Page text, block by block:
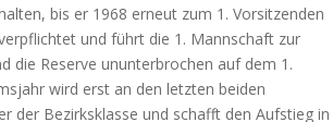
bis er 1968 erneut zum 1. Vorsitzenden
und führt die 1. Mannschaft zur
die Reserve ununterbrochen auf dem 1.
wird erst an den letzten beiden
der Bezirksklasse und schafft den Aufstieg in